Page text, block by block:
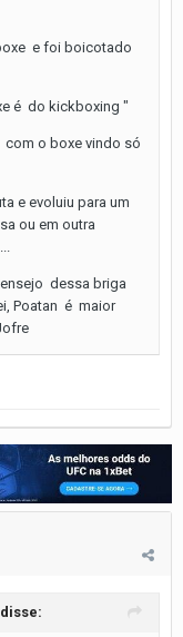
e foi boicotado
é do kickboxing "
com o boxe vindo só
e evoluiu para um
ou em outra
dessa briga
Poatan é maior
disse: